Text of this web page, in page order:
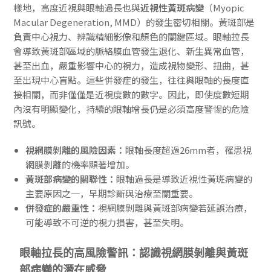
樣地，高度近視與眼軸過長也與近視性黃斑病變 （Myopic
Macular Degeneration, MMD）的發生密切相關。黃斑部是
負責中心視力、辨識精細影像和顏色的關鍵區域。眼軸拉長
會導致黃斑部區域的脈絡膜血管發生退化、新生異常血管，
甚至出血，嚴重影響中心的視力，造成視物變形、扭曲，甚
至出現中心盲點。這些併發症的發生，往往與眼軸的長度直
接相關，而非僅僅是近視度數的數字。因此，即使度數短期
內沒有明顯變化，持續的眼軸增長仍是必須高度警惕的危險
訊號。
視網膜剝離的風險因素：眼軸長度超過26mm者，罹患視
網膜剝離的機率顯著增加。
黃斑部病變的關聯性：眼軸過長是導致近視性黃斑病變的
主要原因之一，早期診斷與治療至關重要。
併發症的嚴重性：視網膜剝離與黃斑部病變若延誤治療，
可能導致不可逆的視力損害，甚至失明。
眼軸拉長的高風險警訊：認識視網膜剝離與黃斑